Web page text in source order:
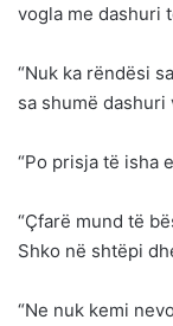
vogla me dashuri
“Nuk ka rëndësi
sa shumë dashuri
“Po prisja të isha
“Çfarë mund të
Shko në shtëpi
“Ne nuk kemi